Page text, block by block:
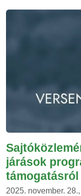
járások
támogatásról
2025. november.